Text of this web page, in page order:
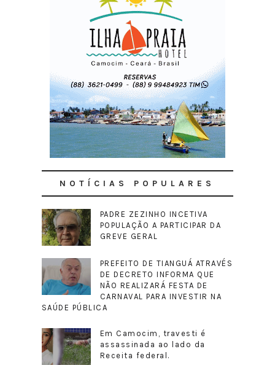
NOTÍCIAS POPULARES
PADRE ZEZINHO INCETIVA
POPULAÇÃO A PARTICIPAR DA
GREVE GERAL
PREFEITO DE TIANGUÁ ATRAVÉS
DE DECRETO INFORMA QUE
NÃO REALIZARÁ FESTA DE
CARNAVAL PARA INVESTIR NA
SAÚDE PÚBLICA
Em Camocim, travesti é
assassinada ao lado da
Receita federal.